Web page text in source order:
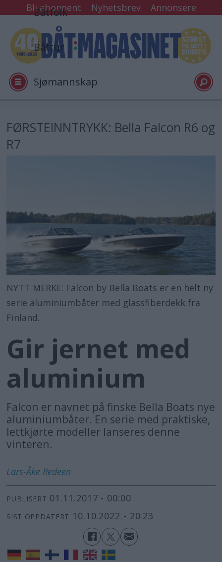
Bli abonnent Nyhetsbrev Annonsere
Båtfolk
Båttur
Sjømannskap
Logg inn
FØRSTEINNTRYKK: Bella Falcon R6 og
R7
NYTT MERKE: Falcon by Bella Boats er en helt ny
serie aluminiumbåter med glassfiberdekk fra
Finland.
Gir jernet med
aluminium
Falcon er navnet på finske Bella Boats nye
aluminiumbåter. En serie med praktiske,
lettkjørte modeller lanseres denne
vinteren.
Lars-Åke Redeen
PUBLISERT 01.11.2017 - 00:00
SIST OPPDATERT 10.10.2022 - 20:23